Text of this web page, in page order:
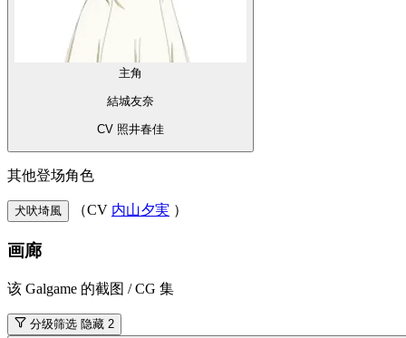
主角
結城友奈
CV 照井春佳
其他登场角色
犬吠埼風 （CV 内山夕実 ）
画廊
该 Galgame 的截图 / CG 集
分级筛选 隐藏 2